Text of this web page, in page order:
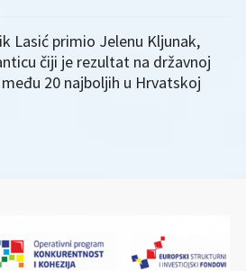
Lasić primio Jelenu Kljunak,
čiji je rezultat na državnoj
20 najboljih u Hrvatskoj